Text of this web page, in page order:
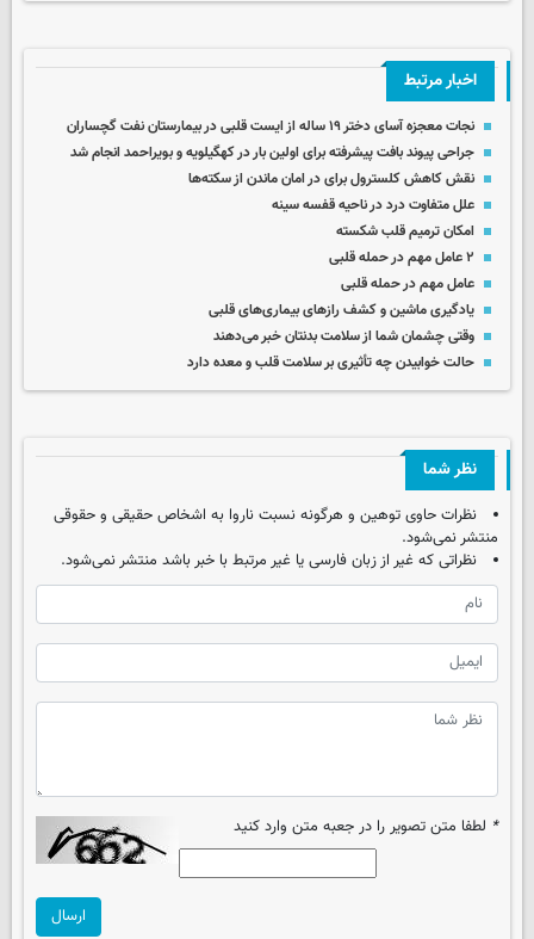
اخبار مرتبط
نجات معجزه‌ آسای دختر ۱۹ ساله از ایست قلبی در بیمارستان نفت گچساران
جراحی پیوند بافت پیشرفته برای اولین بار در کهگیلویه و بویراحمد انجام شد
نقش کاهش کلسترول برای در امان ماندن از سکته‌ها
علل متفاوت درد در ناحیه قفسه سینه
امکان ترمیم قلب شکسته
۲ عامل مهم در حمله قلبی
عامل مهم در حمله قلبی
یادگیری ماشین و کشف رازهای بیماری‌های قلبی
وقتی چشمان شما از سلامت بدنتان خبر می‌دهند
حالت خوابیدن چه تأثیری بر سلامت قلب و معده دارد
نظر شما
نظرات حاوی توهین و هرگونه نسبت ناروا به اشخاص حقیقی و حقوقی
منتشر نمی‌شود.
نظراتی که غیر از زبان فارسی یا غیر مرتبط با خبر باشد منتشر نمی‌شود.
* لطفا متن تصویر را در جعبه متن وارد کنید
ارسال